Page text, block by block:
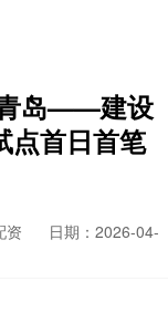
青岛——建设
点首日首笔
资
日期：2026-04-